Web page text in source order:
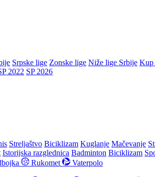
Srpske lige Zonske lige Niže lige Srbije Kup
2022 SP 2026
Streljaštvo Biciklizam Kuglanje Mačevanje
Istorijska razglednica Badminton Biciklizam
Rukomet
Vaterpolo